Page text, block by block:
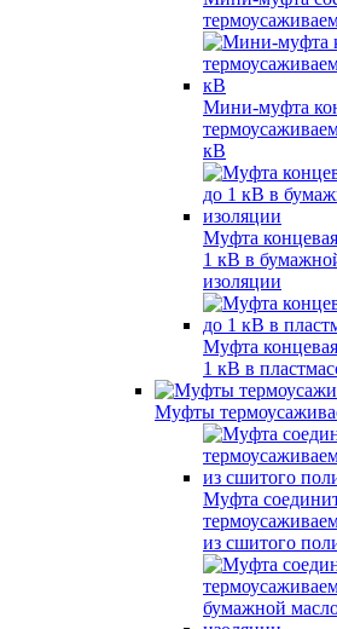
Мини-муфта
кВ
Муфта
1 кВ в
изоляции
Муфта
1 кВ в
Муфты
Муфта
из сшитого